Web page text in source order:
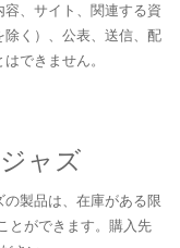
、サイト、関連する資
く）、公表、送信、配
できません。
ャズ
製品は、在庫がある限
とができます。購入先